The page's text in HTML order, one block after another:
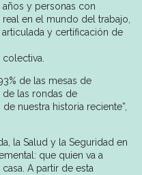
y personas con
en el mundo del trabajo,
y certificación de
de las mesas de
de las rondas de
nuestra historia reciente”,
la Salud y la Seguridad en
que quien va a
A partir de esta